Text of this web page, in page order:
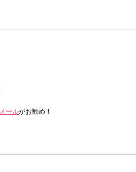
メールがお勧め！